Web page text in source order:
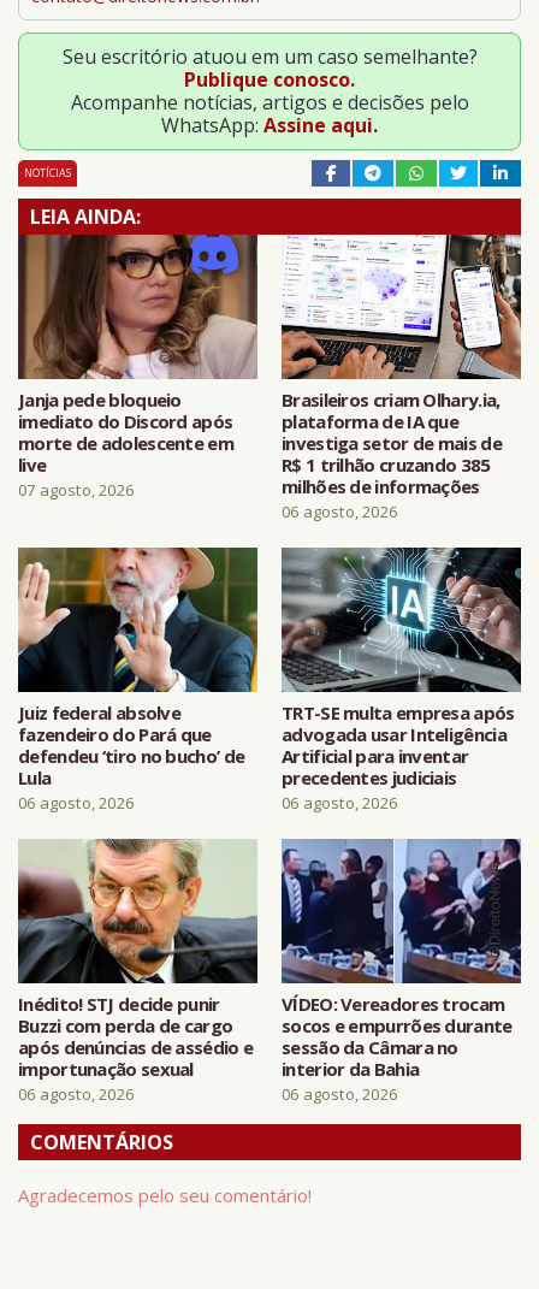
Seu escritório atuou em um caso semelhante?
Publique conosco.
Acompanhe notícias, artigos e decisões pelo
WhatsApp: Assine aqui.
NOTÍCIAS
LEIA AINDA:
Janja pede bloqueio
imediato do Discord após
morte de adolescente em
live
07 agosto, 2026
Brasileiros criam Olhary.ia,
plataforma de IA que
investiga setor de mais de
R$ 1 trilhão cruzando 385
milhões de informações
06 agosto, 2026
Juiz federal absolve
fazendeiro do Pará que
defendeu ‘tiro no bucho’ de
Lula
06 agosto, 2026
TRT-SE multa empresa após
advogada usar Inteligência
Artificial para inventar
precedentes judiciais
06 agosto, 2026
Inédito! STJ decide punir
Buzzi com perda de cargo
após denúncias de assédio e
importunação sexual
06 agosto, 2026
VÍDEO: Vereadores trocam
socos e empurrões durante
sessão da Câmara no
interior da Bahia
06 agosto, 2026
COMENTÁRIOS
Agradecemos pelo seu comentário!